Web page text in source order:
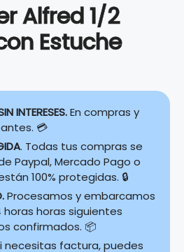
Alfred 1/2
Estuche
INTERESES.En compras y
💳
. Todas tus compras se
Paypal, Mercado Pago o
100% protegidas. 🔒
Procesamos y embarcamos
horas siguientes
confirmados. 📦
necesitas factura, puedes